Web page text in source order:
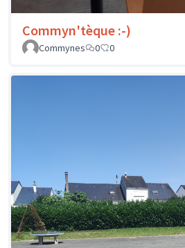
Commyn'tèque :-)
Commynes
0 0